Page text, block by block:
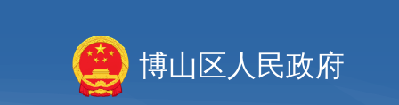
博山区人民政府